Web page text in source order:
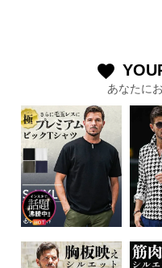
favorite
あなたに